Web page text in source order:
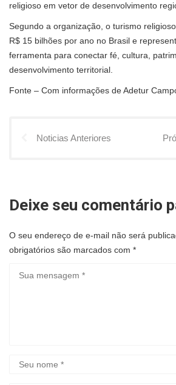
religioso em vetor de desenvolvimento
Segundo a organização, o turismo
R$ 15 bilhões por ano no Brasil e
ferramenta para conectar fé, cultura,
desenvolvimento territorial.
Fonte – Com informações de Adetur
Noticias Anteriores
Deixe seu comentário
O seu endereço de e-mail não será
obrigatórios são marcados com *